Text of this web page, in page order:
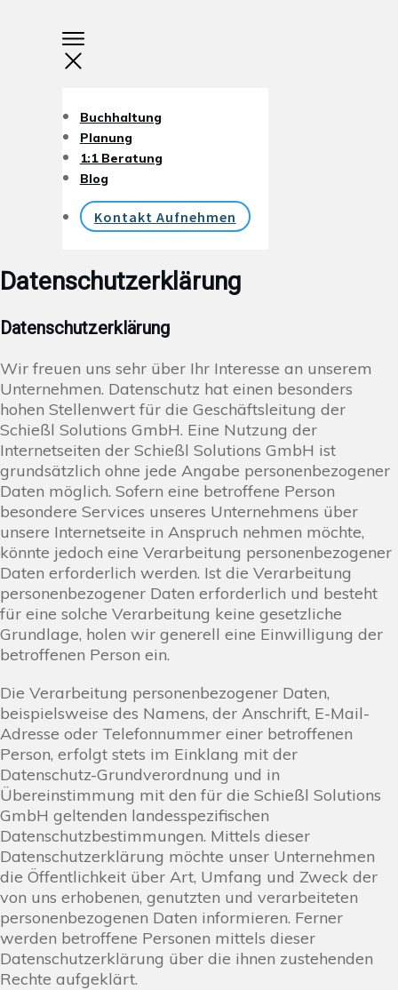
Buchhaltung
Planung
1:1 Beratung
Blog
Kontakt Aufnehmen
Datenschutzerklärung
Datenschutzerklärung
Wir freuen uns sehr über Ihr Interesse an unserem
Unternehmen. Datenschutz hat einen besonders
hohen Stellenwert für die Geschäftsleitung der
Schießl Solutions GmbH. Eine Nutzung der
Internetseiten der Schießl Solutions GmbH ist
grundsätzlich ohne jede Angabe personenbezogener
Daten möglich. Sofern eine betroffene Person
besondere Services unseres Unternehmens über
unsere Internetseite in Anspruch nehmen möchte,
könnte jedoch eine Verarbeitung personenbezogener
Daten erforderlich werden. Ist die Verarbeitung
personenbezogener Daten erforderlich und besteht
für eine solche Verarbeitung keine gesetzliche
Grundlage, holen wir generell eine Einwilligung der
betroffenen Person ein.
Die Verarbeitung personenbezogener Daten,
beispielsweise des Namens, der Anschrift, E-Mail-
Adresse oder Telefonnummer einer betroffenen
Person, erfolgt stets im Einklang mit der
Datenschutz-Grundverordnung und in
Übereinstimmung mit den für die Schießl Solutions
GmbH geltenden landesspezifischen
Datenschutzbestimmungen. Mittels dieser
Datenschutzerklärung möchte unser Unternehmen
die Öffentlichkeit über Art, Umfang und Zweck der
von uns erhobenen, genutzten und verarbeiteten
personenbezogenen Daten informieren. Ferner
werden betroffene Personen mittels dieser
Datenschutzerklärung über die ihnen zustehenden
Rechte aufgeklärt.